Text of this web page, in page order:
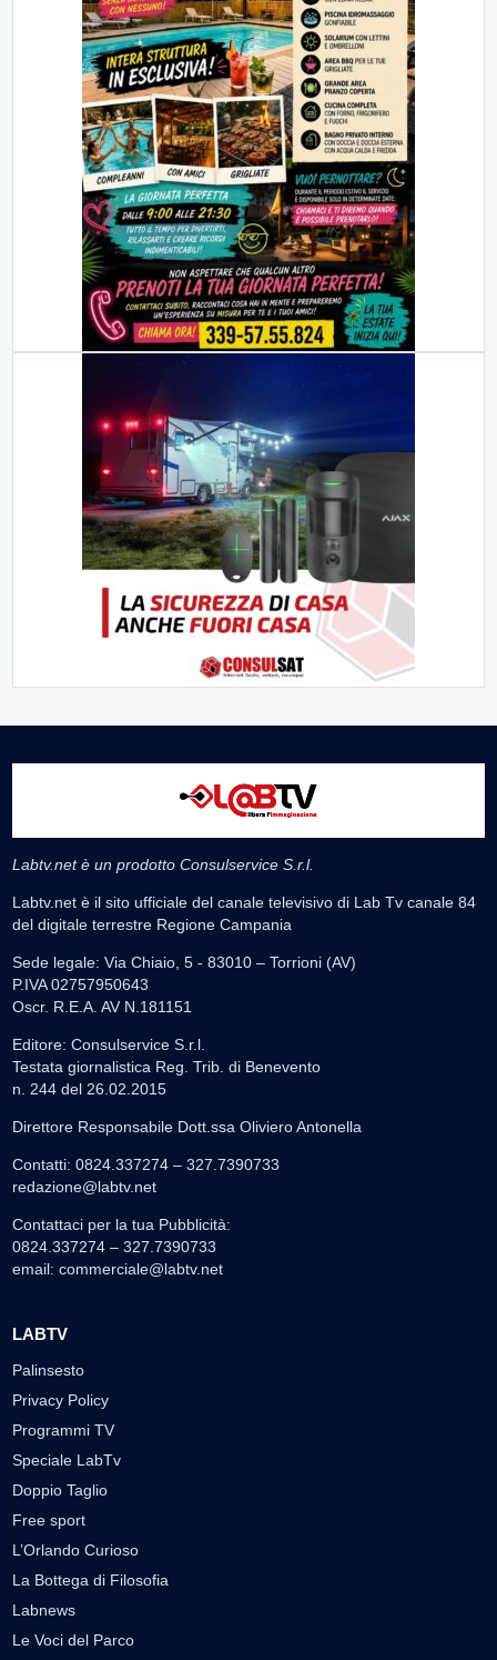
Labtv.net è un prodotto Consulservice S.r.l.
Labtv.net è il sito ufficiale del canale televisivo di Lab Tv canale 84
del digitale terrestre Regione Campania
Sede legale: Via Chiaio, 5 - 83010 – Torrioni (AV)
P.IVA 02757950643
Oscr. R.E.A. AV N.181151
Editore: Consulservice S.r.l.
Testata giornalistica Reg. Trib. di Benevento
n. 244 del 26.02.2015
Direttore Responsabile Dott.ssa Oliviero Antonella
Contatti: 0824.337274 – 327.7390733
redazione@labtv.net
Contattaci per la tua Pubblicità:
0824.337274 – 327.7390733
email: commerciale@labtv.net
LABTV
Palinsesto
Privacy Policy
Programmi TV
Speciale LabTv
Doppio Taglio
Free sport
L’Orlando Curioso
La Bottega di Filosofia
Labnews
Le Voci del Parco